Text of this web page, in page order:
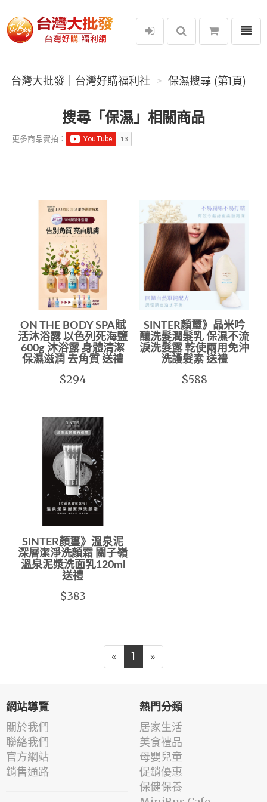
台灣大批發｜台灣好購福利社
選單
台灣大批發｜台灣好購福利社 保濕搜尋 (第1頁)
搜尋「保濕」相關商品
更多商品實拍：
ON THE BODY SPA賦
活沐浴露 以色列死海鹽
600g 沐浴露 身體清潔
保濕滋潤 去角質 送禮
$294
SINTER顏璽》晶米吟
釀洗髮潤髮乳 保濕不流
淚洗髮露 乾使兩用免沖
洗護髮素 送禮
$588
SINTER顏璽》溫泉泥
深層潔淨洗顏霜 關子嶺
溫泉泥漿洗面乳120ml
送禮
$383
« 1 »
網站導覽
關於我們
聯絡我們
官方網站
銷售通路
熱門分類
居家生活
美食禮品
母嬰兒童
促銷優惠
保健保養